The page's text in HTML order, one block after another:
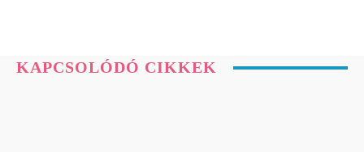
KAPCSOLÓDÓ CIKKEK